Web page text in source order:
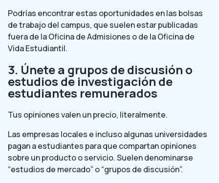
Podrías encontrar estas oportunidades en las bolsas
de trabajo del campus, que suelen estar publicadas
fuera de la Oficina de Admisiones o de la Oficina de
Vida Estudiantil.
3. Únete a grupos de discusión o
estudios de investigación de
estudiantes remunerados
Tus opiniones valen un precio, literalmente.
Las empresas locales e incluso algunas universidades
pagan a estudiantes para que compartan opiniones
sobre un producto o servicio. Suelen denominarse
“estudios de mercado” o “grupos de discusión”.